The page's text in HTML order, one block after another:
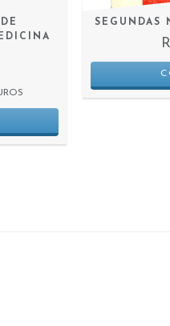
SEGUNDAS